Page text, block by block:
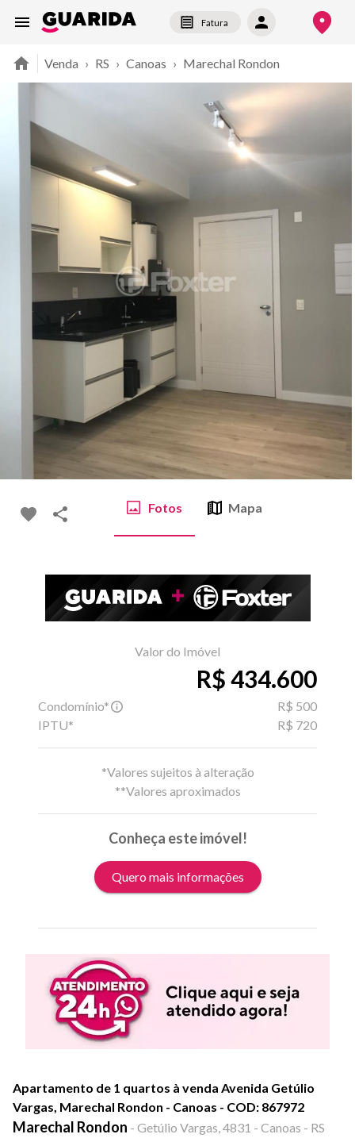
Fatura
Venda › RS › Canoas › Marechal Rondon
Fotos Mapa
Valor do Imóvel
R$ 434.600
Condomínio*
R$ 500
IPTU*
R$ 720
*Valores sujeitos à alteração
**Valores aproximados
Conheça este imóvel!
Quero mais informações
Apartamento de 1 quartos à venda Avenida Getúlio
Vargas, Marechal Rondon - Canoas - COD: 867972
Marechal Rondon - Getúlio Vargas, 4831 - Canoas - RS